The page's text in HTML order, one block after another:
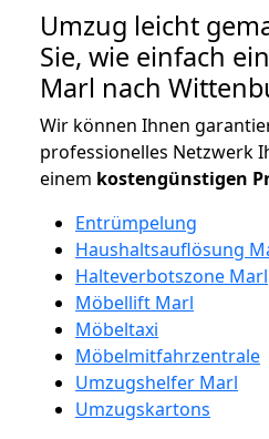
Umzug leicht
Sie, wie einfach
Marl nach
Wir können Ihnen
professionelles Netzwerk
einem kostengünstigen
Entrümpelung
Haushaltsauflösung
Halteverbotszone Marl
Möbellift Marl
Möbeltaxi
Möbelmitfahrzentrale
Umzugshelfer Marl
Umzugskartons